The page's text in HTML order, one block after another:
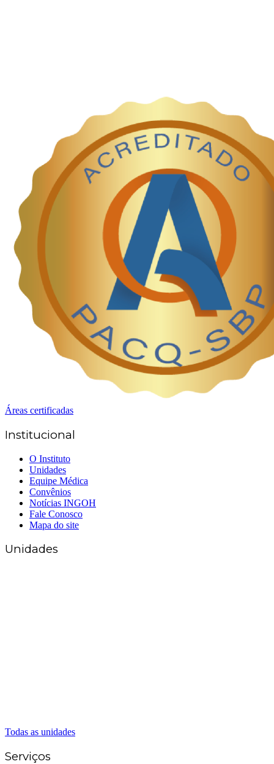
Áreas certificadas
Institucional
O Instituto
Unidades
Equipe Médica
Convênios
Notícias INGOH
Fale Conosco
Mapa do site
Unidades
Todas as unidades
Serviços